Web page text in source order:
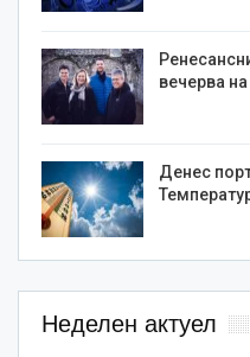
вечерва
Денес
Неделен актуел